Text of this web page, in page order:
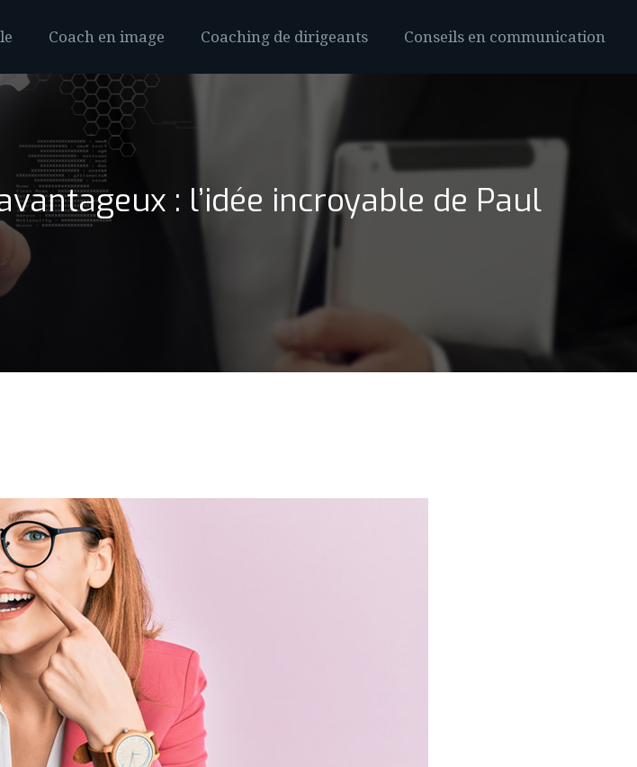
Coach en image Coaching de dirigeants Conseils en communication
: l’idée incroyable de Paul